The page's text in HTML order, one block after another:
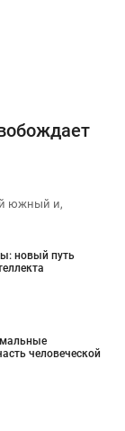
южный и,
новый путь
человеческой